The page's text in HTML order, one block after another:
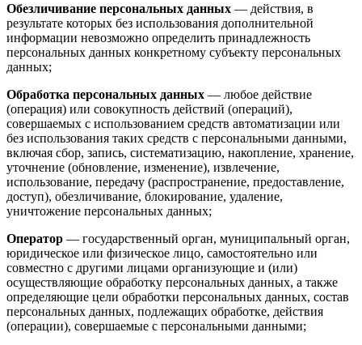
Обезличивание персональных данных — действия, в
результате которых без использования дополнительной
информации невозможно определить принадлежность
персональных данных конкретному субъекту персональных
данных;
Обработка персональных данных — любое действие
(операция) или совокупность действий (операций),
совершаемых с использованием средств автоматизации или
без использования таких средств с персональными данными,
включая сбор, запись, систематизацию, накопление, хранение,
уточнение (обновление, изменение), извлечение,
использование, передачу (распространение, предоставление,
доступ), обезличивание, блокирование, удаление,
уничтожение персональных данных;
Оператор — государственный орган, муниципальный орган,
юридическое или физическое лицо, самостоятельно или
совместно с другими лицами организующие и (или)
осуществляющие обработку персональных данных, а также
определяющие цели обработки персональных данных, состав
персональных данных, подлежащих обработке, действия
(операции), совершаемые с персональными данными;